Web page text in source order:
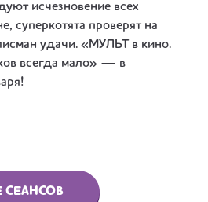
исчезновение всех
суперкотята проверят на
удачи. «МУЛЬТ в кино.
всегда мало» — в
СЕАНСОВ